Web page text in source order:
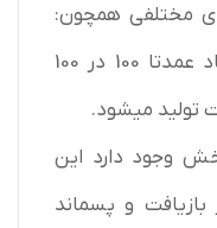
مختلفی همچون:
رول ورقه ای و رول پازلی با ابعاد عمدتا 100 در 100
تولید میشود.
وجود دارد این
و پسماند